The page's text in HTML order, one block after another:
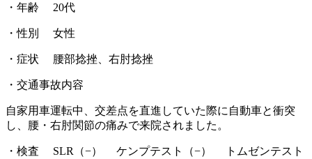
・年齢 20代
・性別 女性
・症状 腰部捻挫、右肘捻挫
・交通事故内容
自家用車運転中、交差点を直進していた際に自動車と衝突
し、腰・右肘関節の痛みで来院されました。
・検査 SLR（−） ケンプテスト（−） トムゼンテスト